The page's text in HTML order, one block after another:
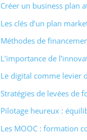
Créer un business plan
Les clés d’un plan
Méthodes de
L’importance de
Le digital comme levier
Stratégies de levées de
Pilotage heureux :
Les MOOC : formation